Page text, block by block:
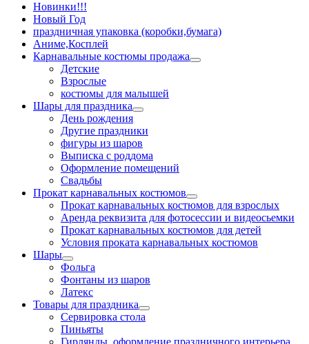
Новинки!!!
Новый Год
праздничная упаковка (коробки,бумага)
Аниме,Косплей
Карнавальные костюмы продажа
Детские
Взрослые
костюмы для малышей
Шары для праздника
День рождения
Другие праздники
фигуры из шаров
Выписка с роддома
Оформление помещений
Свадьбы
Прокат карнавальных костюмов
Прокат карнавальных костюмов для взрослых
Аренда реквизита для фотосессии и видеосьемки
Прокат карнавальных костюмов для детей
Условия проката карнавальных костюмов
Шары
Фольга
Фонтаны из шаров
Латекс
Товары для праздника
Сервировка стола
Пиньяты